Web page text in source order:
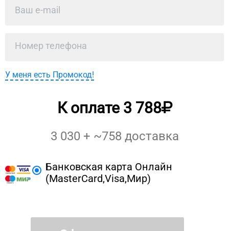
У меня есть Промокод!
К оплате 3 788
3 030 + ~758 доставка
Банковская карта Онлайн
(MasterCard,Visa,Мир)